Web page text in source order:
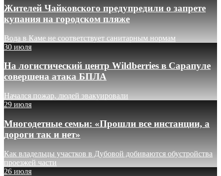
Жителей Чайковского предупредили о запрете
купания на городском пляже
Вода в Каме не соответствует санитарным нормам
30 июля
На логистический центр Wildberries в Сарапуле
совершена атака БПЛА
Начался пожар, людей эвакуировали
29 июля
Многодетные семьи: «Прошли все инстанции, а
дороги так и нет»
Как владельцы участков в Дубовой добиваются обустройства
проезжей части
26 июля